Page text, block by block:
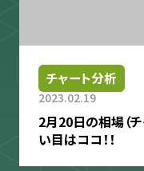
チャート分析
2023.02.19
2月20日の相場（
い目はココ！！